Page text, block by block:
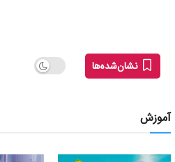
نشان‌شده‌ها
آموزش